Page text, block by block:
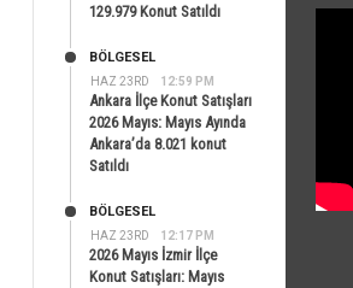
129.979 Konut Satıldı
HAZ 23RD 12:59 PM
BÖLGESEL
Ankara İlçe Konut Satışları
2026 Mayıs: Mayıs Ayında
Ankara’da 8.021 konut
Satıldı
HAZ 23RD 12:17 PM
BÖLGESEL
2026 Mayıs İzmir İlçe
Konut Satışları: Mayıs